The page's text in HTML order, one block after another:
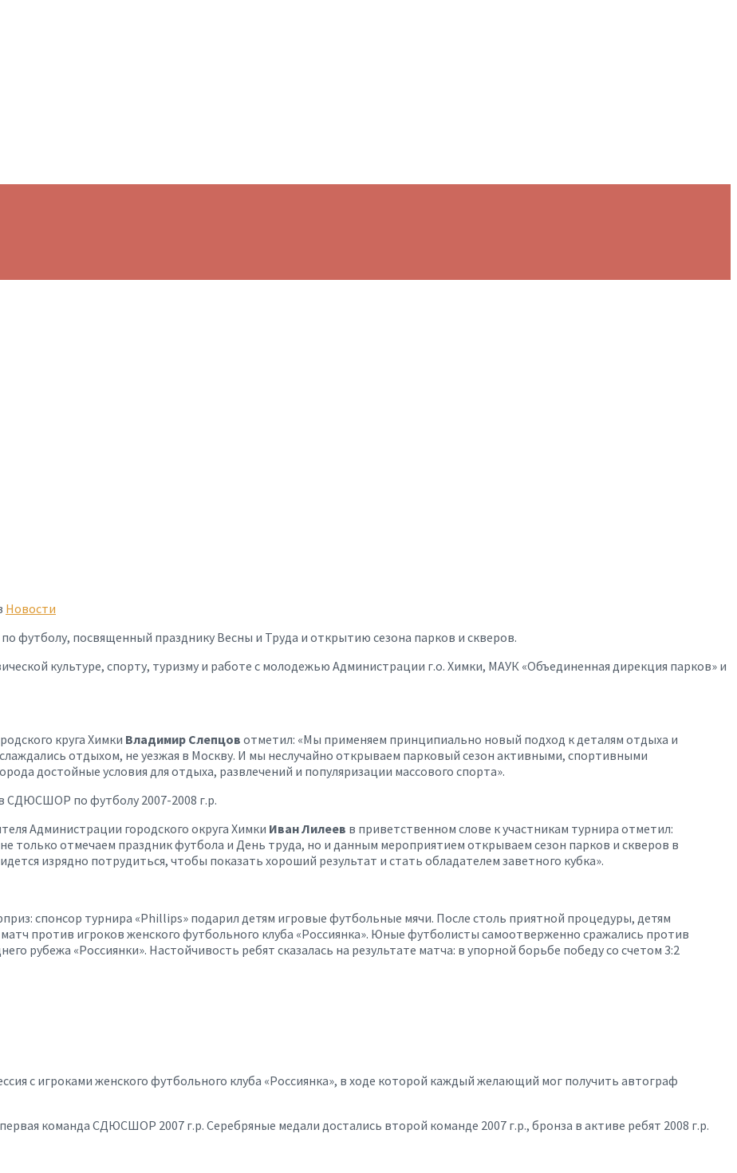
Новости
футболу, посвященный празднику Весны и Труда и открытию сезона парков и скверов.
культуре, спорту, туризму и работе с молодежью Администрации г.о. Химки, МАУК «Объединенная дирекция парков» и
круга Химки Владимир Слепцов отметил: «Мы применяем принципиально новый подход к деталям отдыха и
отдыхом, не уезжая в Москву. И мы неслучайно открываем парковый сезон активными, спортивными
достойные условия для отдыха, развлечений и популяризации массового спорта».
СДЮСШОР по футболу 2007-2008 г.р.
Администрации городского округа Химки Иван Лилеев в приветственном слове к участникам турнира отметил:
только отмечаем праздник футбола и День труда, но и данным мероприятием открываем сезон парков и скверов в
изрядно потрудиться, чтобы показать хороший результат и стать обладателем заветного кубка».
спонсор турнира «Phillips» подарил детям игровые футбольные мячи. После столь приятной процедуры, детям
против игроков женского футбольного клуба «Россиянка». Юные футболисты самоотверженно сражались против
рубежа «Россиянки». Настойчивость ребят сказалась на результате матча: в упорной борьбе победу со счетом 3:2
с игроками женского футбольного клуба «Россиянка», в ходе которой каждый желающий мог получить автограф
команда СДЮСШОР 2007 г.р. Серебряные медали достались второй команде 2007 г.р., бронза в активе ребят 2008 г.р.